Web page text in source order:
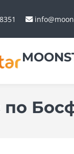
по